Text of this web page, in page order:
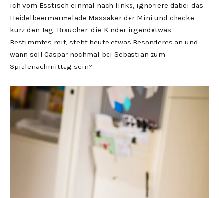
ich vom Esstisch einmal nach links, ignoriere dabei das
Heidelbeermarmelade Massaker der Mini und checke
kurz den Tag. Brauchen die Kinder irgendetwas
Bestimmtes mit, steht heute etwas Besonderes an und
wann soll Caspar nochmal bei Sebastian zum
Spielenachmittag sein?